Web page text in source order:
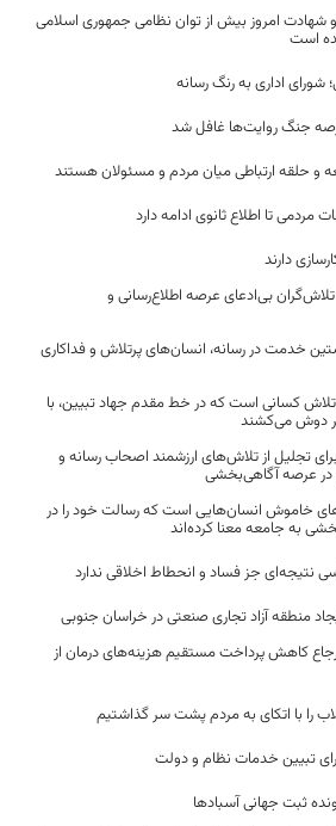
شهادت امروز بیش از توان نظامی جمهوری اسلامی
است
شورای اداری به رنگ رسانه
جنگ روایت‌ها غافل شد
و حلقه ارتباطی میان مردم و مسئولان هستند
تا اطلاع ثانوی ادامه دارد
دارند
بی‌ادعای عرصه اطلاع‌رسانی و
خدمت در رسانه، انسان‌های پرتلاش و فداکاری
تلاش کسانی است که در خط مقدم جهاد تبیین، با
بر دوش می‌کشند
تجلیل از تلاش‌های ارزشمند اصحاب رسانه و
در عرصه آگاهی‌بخشی
خاموش انسان‌هایی است که رسالت خود را در
به جامعه معنا کرده‌اند
نتیجه‌ای جز فساد و انحطاط اخلاقی ندارد
منطقه آزاد تجاری صنعتی در خراسان جنوبی
کاهش پرداخت مستقیم هزینه‌های درمان از
را با اتکای به مردم پشت سر گذاشتیم
تبیین خدمات نظام و دولت
ثبت جهانی آسبادها